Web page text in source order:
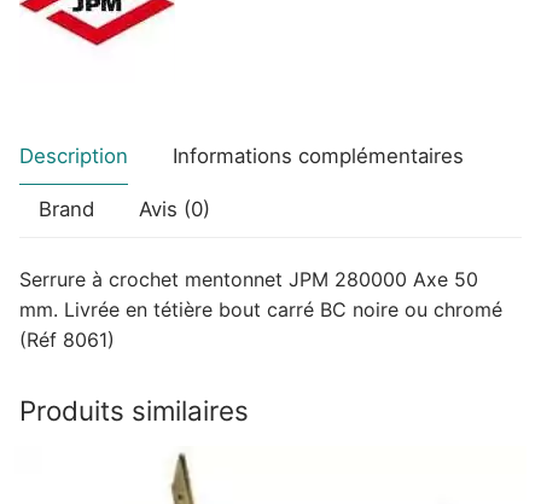
Description Informations complémentaires
Brand Avis (0)
Serrure à crochet mentonnet JPM 280000 Axe 50
mm. Livrée en tétière bout carré BC noire ou chromé
(Réf 8061)
Produits similaires